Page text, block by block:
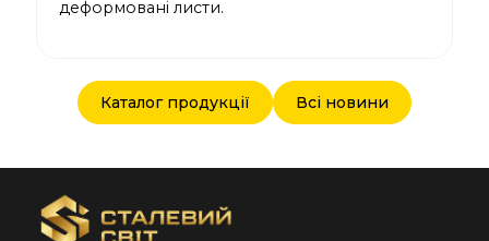
деформовані листи.
Каталог продукції Всі новини